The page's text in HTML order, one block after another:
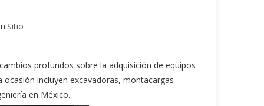
Sitio
profundos sobre la adquisición de equipos
incluyen excavadoras, montacargas
en México.